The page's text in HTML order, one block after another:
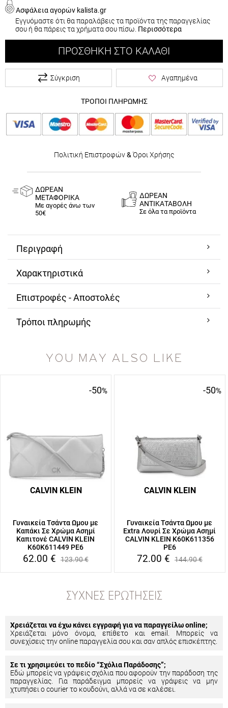
Ασφάλεια αγορών kalista.gr
Εγγυόμαστε ότι θα παραλάβεις τα προϊόντα της παραγγελίας
σου ή θα πάρεις τα χρήματα σου πίσω. Περισσότερα
ΠΡΟΣΘΉΚΗ ΣΤΟ ΚΑΛΆΘΙ
Σύγκριση Αγαπημένα
ΤΡΟΠΟΙ ΠΛΗΡΩΜΗΣ
Πολιτική Επιστροφών& Όροι Χρήσης
ΔΩΡΕΑΝ
ΜΕΤΑΦΟΡΙΚΑ
Με αγορές άνω των
50€
ΔΩΡΕΑΝ
ΑΝΤΙΚΑΤΑΒΟΛΗ
Σε όλα τα προϊόντα
Περιγραφή
Χαρακτηριστικά
Επιστροφές - Αποστολές
Τρόποι πληρωμής
YOU MAY ALSO LIKE
-50%
CALVIN KLEIN
Γυναικεία Τσάντα Ωμου με
Καπάκι Σε Χρώμα Ασημί
Καπιτονέ CALVIN KLEIN
K60K611449 PE6
62.00 € 123.90€
-50%
CALVIN KLEIN
Γυναικεία Τσάντα Ωμου με
Extra Λουρί Σε Χρώμα Ασημί
CALVIN KLEIN K60K611356
PE6
72.00 € 144.90€
ΣΥΧΝΈΣ ΕΡΩΤΉΣΕΙΣ
Χρειάζεται να έχω κάνει εγγραφή για να παραγγείλω online;
Χρειάζεται μόνο όνομα, επίθετο και email. Μπορείς να
συνεχίσεις την online παραγγελία σου και σαν απλός επισκέπτης.
Σε τι χρησιμεύει το πεδίο “Σχόλια Παράδοσης”;
Εδώ μπορείς να γράψεις σχόλια που αφορούν την παράδοση της
παραγγελίας. Για παράδειγμα μπορείς να γράψεις να μην
χτυπήσει ο courier το κουδούνι, αλλά να σε καλέσει.